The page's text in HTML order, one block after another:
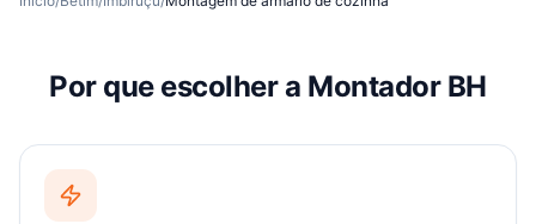
Por que escolher a Montador BH